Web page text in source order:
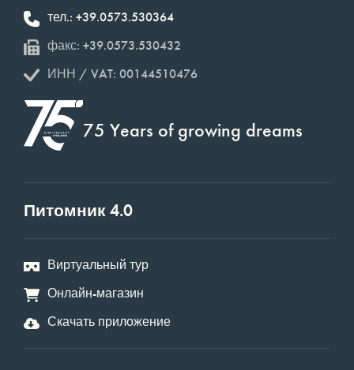
тел.: +39.0573.530364
факс: +39.0573.530432
ИНН / VAT: 00144510476
75 Years of growing dreams
Питомник 4.0
Виртуальный тур
Онлайн-магазин
Скачать приложение